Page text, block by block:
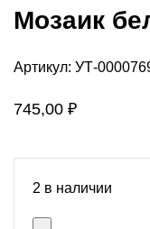
Мозаик
Артикул: УТ-
745,00 ₽
2 в наличии